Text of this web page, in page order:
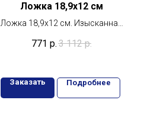
Ложка 18,9x12 см
Ложка 18,9x12 см. Изысканная
кухни
771 р. 3 112 р.
Заказать Подробнее